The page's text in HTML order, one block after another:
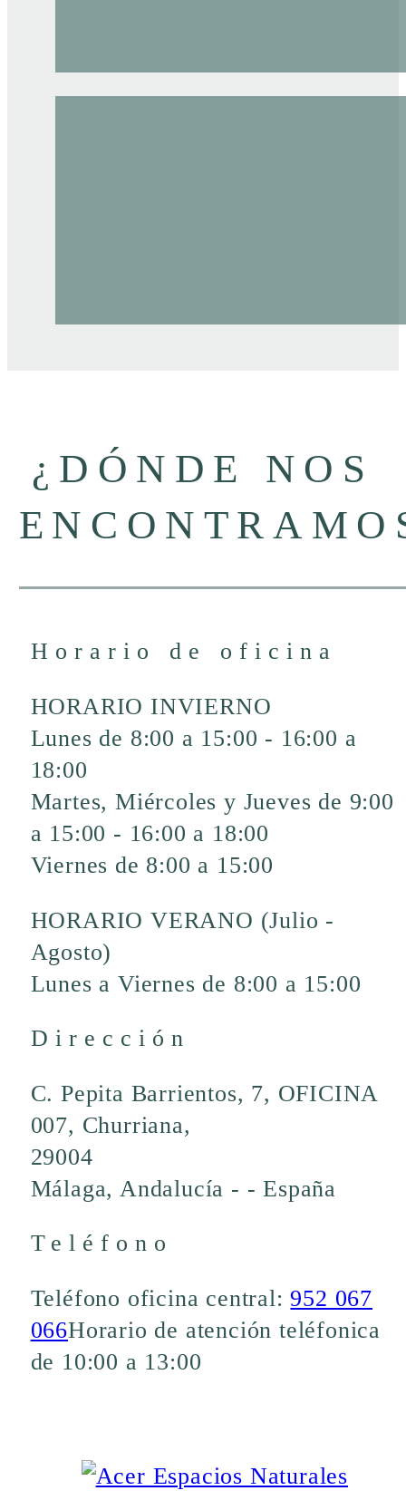
¿DÓNDE NOS
Horario de oficina
HORARIO INVIERNO
Lunes de 8:00 a 15:00 - 16:00 a
18:00
Martes, Miércoles y Jueves de 9:00
a 15:00 - 16:00 a 18:00
Viernes de 8:00 a 15:00
HORARIO VERANO (Julio -
Agosto)
Lunes a Viernes de 8:00 a 15:00
Dirección
C. Pepita Barrientos, 7, OFICINA
007, Churriana,
29004
Málaga, Andalucía - - España
Teléfono
Teléfono oficina central:952 067
066Horario de atención teléfonica
de 10:00 a 13:00